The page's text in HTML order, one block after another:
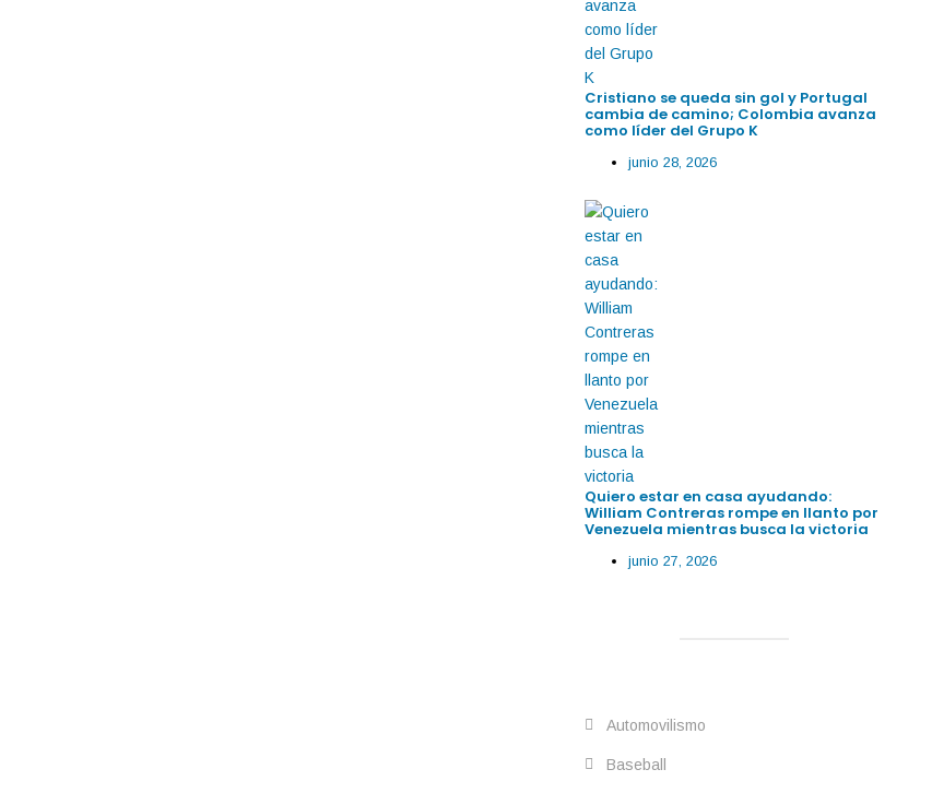
Cristiano se queda sin gol y Portugal
cambia de camino; Colombia avanza
como líder del Grupo K
junio 28, 2026
Quiero estar en casa ayudando:
William Contreras rompe en llanto por
Venezuela mientras busca la victoria
junio 27, 2026
Automovilismo
Baseball